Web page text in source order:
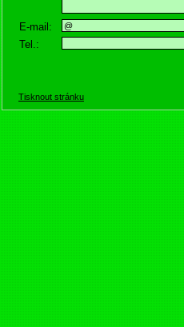
E-mail:
Tel.:
Tisknout stránku